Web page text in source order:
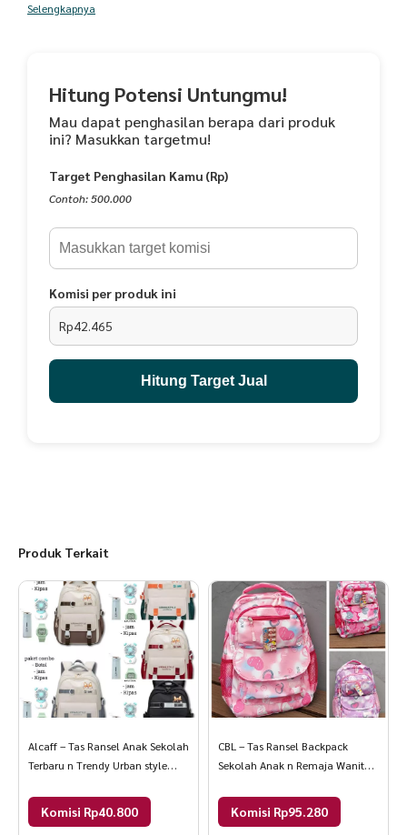
-Size:43x30x17cm
-didalam nya terdapat sekat khusus untuk laptop disaku bagian tengah
Lapis dalam nya mengunakan saten tebal
-Tersedia dalam 3 pilihan warna
-ungu
-Biru
-Cocok sekali untuk Anak Sekolah khusus nya .
Selengkapnya
Hitung Potensi Untungmu!
Mau dapat penghasilan berapa dari produk
ini? Masukkan targetmu!
Target Penghasilan Kamu (Rp)
Contoh: 500.000
Komisi per produk ini
Rp42.465
Hitung Target Jual
Produk Terkait
Alcaff – Tas Ransel Anak Sekolah
Terbaru n Trendy Urban style
Kombinasi
Komisi Rp40.800
CBL – Tas Ransel Backpack
Sekolah Anak n Remaja Wanita
CBLD27RBDYONE AllSize
PinkBaby
Komisi Rp95.280